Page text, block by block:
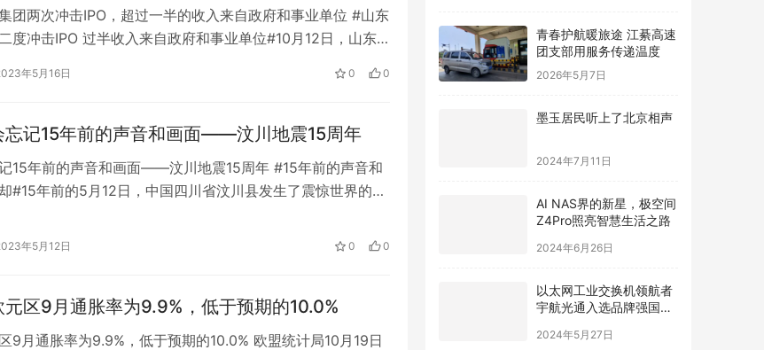
团两次冲击IPO，超过一半的收入来自政府和事业单位 #山东
度冲击IPO 过半收入来自政府和事业单位#10月12日，山东
份有限公司提交在深交所创业板上市申请，中泰证券
为保荐人。山东互联网传媒集团6年前就向上交所递交
年5月16日 0 0
忘记15年前的声音和画面——汶川地震15周年
15年前的声音和画面——汶川地震15周年 #15年前的声音和
#15年前的5月12日，中国四川省汶川县发生了震惊世界的地
记历史，珍爱生命。在这个特殊的纪念日，让我们一起回顾
年5月12日 0 0
元区9月通胀率为9.9%，低于预期的10.0%
9月通胀率为9.9%，低于预期的10.0% 欧盟统计局10月19日
青春护航暖旅途 江綦高速
团支部用服务传递温度
2026年5月7日
墨玉居民听上了北京相声
2024年7月11日
AI NAS界的新星，极空间
Z4Pro照亮智慧生活之路
2024年6月26日
以太网工业交换机领航者
宇航光通入选品牌强国先
行工程“国货之光计划”
2024年5月27日